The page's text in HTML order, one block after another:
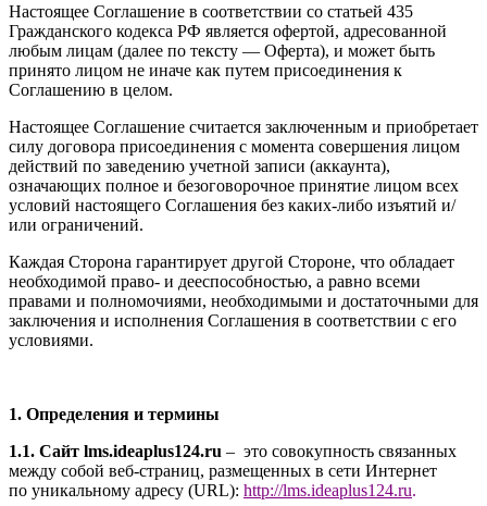
Настоящее Соглашение в соответствии со статьей 435
Гражданского кодекса РФ является офертой, адресованной
любым лицам (далее по тексту — Оферта), и может быть
принято лицом не иначе как путем присоединения к
Соглашению в целом.
Настоящее Соглашение считается заключенным и приобретает
силу договора присоединения с момента совершения лицом
действий по заведению учетной записи (аккаунта),
означающих полное и безоговорочное принятие лицом всех
условий настоящего Соглашения без каких-либо изъятий и/
или ограничений.
Каждая Сторона гарантирует другой Стороне, что обладает
необходимой право- и дееспособностью, а равно всеми
правами и полномочиями, необходимыми и достаточными для
заключения и исполнения Соглашения в соответствии с его
условиями.
1. Определения и термины
1.1. Сайт lms.ideaplus124.ru – это совокупность связанных
между собой веб-страниц, размещенных в сети Интернет
по уникальному адресу (URL): http://lms.ideaplus124.ru.